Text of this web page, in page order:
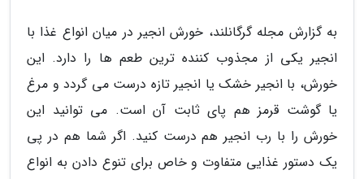
به گزارش مجله گرگانلند، خورش انجیر در میان انواع غذا با
انجیر یکی از مجذوب کننده ترین طعم ها را دارد. این
خورش، با انجیر خشک یا انجیر تازه درست می گردد و مرغ
یا گوشت قرمز هم پای ثابت آن است. می توانید این
خورش را با رب انجیر هم درست کنید. اگر شما هم در پی
یک دستور غذایی متفاوت و خاص برای تنوع دادن به انواع